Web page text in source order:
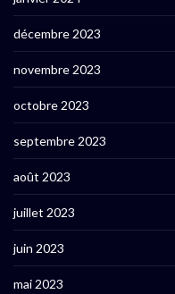
décembre 2023
novembre 2023
octobre 2023
septembre 2023
août 2023
juillet 2023
juin 2023
mai 2023